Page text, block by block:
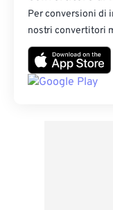
Per conversioni di
nostri convertitori